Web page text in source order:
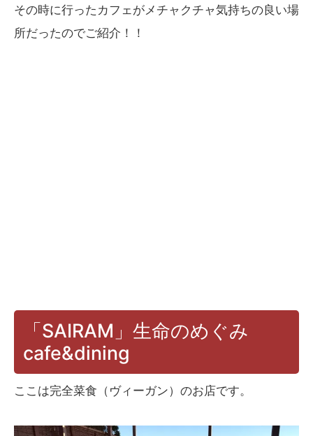
その時に行ったカフェがメチャクチャ気持ちの良い場
所だったのでご紹介！！
「SAIRAM」生命のめぐみ
cafe&dining
ここは完全菜食（ヴィーガン）のお店です。